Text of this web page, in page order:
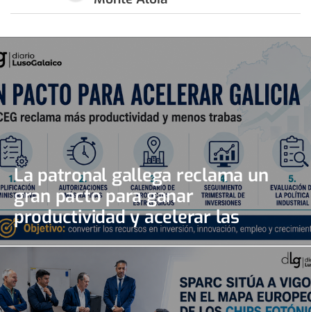
La patronal gallega reclama un
gran pacto para ganar
productividad y acelerar las
inversiones